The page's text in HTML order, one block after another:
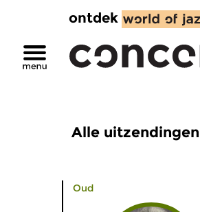
ontdek
Alle
Oud